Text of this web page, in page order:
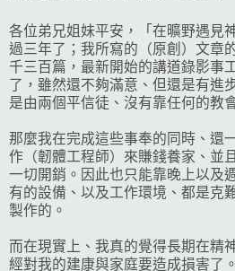
各位弟兄姐妹平安，「在曠野遇見
過三年了；我所寫的（原創）文章
千三百篇，最新開始的講道錄影事
了，雖然還不夠滿意、但還是有進
是由兩個平信徒、沒有靠任何的教
那麼我在完成這些事奉的同時、還
作（韌體工程師）來賺錢養家、並
一切開銷。因此也只能靠晚上以及
有的設備、以及工作環境、都是克
製作的。
而在現實上、我真的覺得長期在精
經對我的建康與家庭要造成損害了